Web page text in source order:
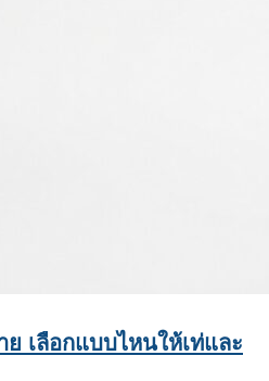
ย เลือกแบบไหนให้เท่และ